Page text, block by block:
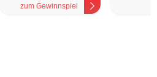
zum Gewinnspiel